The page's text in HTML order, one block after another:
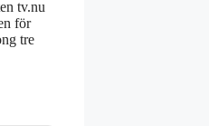
tv.nu
för
tre